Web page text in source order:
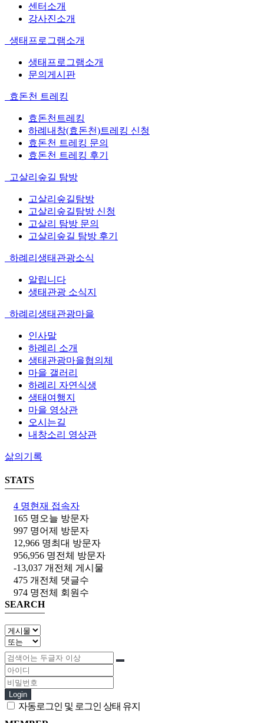
센터소개
강사진소개
생태프로그램소개
생태프로그램소개
문의게시판
효돈천 트레킹
효돈천트레킹
하례내창(효돈천)트레킹 신청
효돈천 트레킹 문의
효돈천 트레킹 후기
고살리숲길 탐방
고살리숲길탐방
고살리숲길탐방 신청
고살리 탐방 문의
고살리숲길 탐방 후기
하례리생태관광소식
알립니다
생태관광 소식지
하례리생태관광마을
인사말
하례리 소개
생태관광마을협의체
마을 갤러리
하례리 자연식생
생태여행지
마을 영상관
오시는길
내창소리 영상관
삶의기록
STATS
4 명현재 접속자
165 명 오늘 방문자
997 명어제 방문자
12,966 명최대 방문자
956,956 명전체 방문자
-13,037 개 전체 게시물
475 개 전체 댓글수
974 명전체 회원수
SEARCH
Login
자동로그인 및 로그인 상태 유지